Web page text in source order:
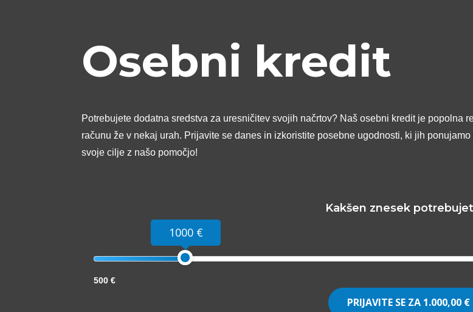
Osebni kredit
Potrebujete dodatna sredstva za uresničitev svojih načrtov? Naš osebni kredit je popolna
računu že v nekaj urah. Prijavite se danes in izkoristite posebne ugodnosti, ki jih
svoje cilje z našo pomočjo!
Kakšen znesek
1000 €
500 €
PRIJAVITE SE ZA 1.000,00 €